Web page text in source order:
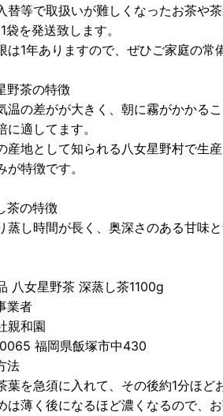
替等で取扱いが難しくなったお茶や
袋を発送致します。
は1年ありますので、ぜひご家庭の常
野茶の特徴
温の差がが大きく、朝に霧がかかる
に適してます。
産地として知られる八女星野村で生
が特徴です。
茶の特徴
蒸し時間が長く、奥深さのある甘味
八女星野茶 深蒸し茶1100g
業者
親和園
福岡県飯塚市中430
法
葉を急須に入れて、その後約1分ほど
は薄く後になるほど濃くなるので、